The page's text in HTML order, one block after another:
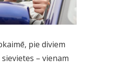
pie diviem
– vienam